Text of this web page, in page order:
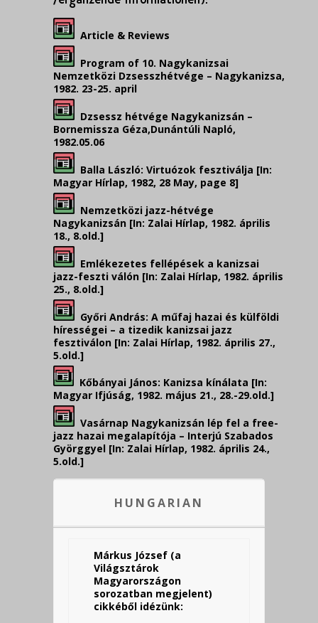
Article & Reviews
Program of 10. Nagykanizsai
Nemzetközi Dzsesszhétvége – Nagykanizsa,
1982. 23-25. april
Dzsessz hétvége Nagykanizsán –
Bornemissza Géza,Dunántúli Napló,
1982.05.06
Balla László: Virtuózok fesztiválja [In:
Magyar Hírlap, 1982, 28 May, page 8]
Nemzetközi jazz-hétvége
Nagykanizsán [In: Zalai Hírlap, 1982. április
18., 8.old.]
Emlékezetes fellépések a kanizsai
jazz-feszti válón [In: Zalai Hírlap, 1982. április
25., 8.old.]
Győri András: A műfaj hazai és külföldi
hírességei – a tizedik kanizsai jazz
fesztiválon [In: Zalai Hírlap, 1982. április 27.,
5.old.]
Kőbányai János: Kanizsa kínálata [In:
Magyar Ifjúság, 1982. május 21., 28.-29.old.]
Vasárnap Nagykanizsán lép fel a free-
jazz hazai megalapítója – Interjú Szabados
Györggyel [In: Zalai Hírlap, 1982. április 24.,
5.old.]
HUNGARIAN
Márkus József (a
Világsztárok
Magyarországon
sorozatban megjelent)
cikkéből idézünk: